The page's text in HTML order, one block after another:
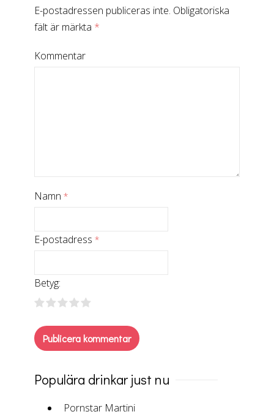
E-postadressen publiceras inte. Obligatoriska
fält är märkta *
Kommentar
Namn *
E-postadress *
Betyg:
Populära drinkar just nu
Pornstar Martini